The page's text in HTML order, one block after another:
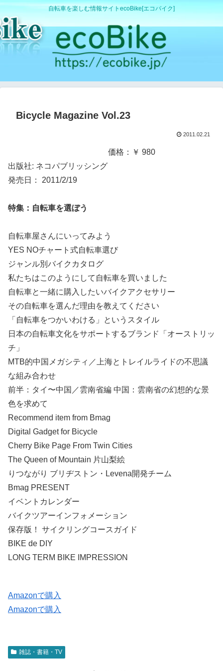
自転車を楽しむ情報サイトecoBike[エコバイク]
Bicycle Magazine Vol.23
2011.02.21
価格：￥ 980
出版社: ネコパブリッシング
発売日： 2011/2/19
特集：自転車を選ぼう
自転車屋さんにいってみよう
YES NOチャート式自転車選び
ジャンル別バイクカタログ
私たちはこのようにして自転車を買いました
自転車と一緒に購入したいバイクアクセサリー
その自転車を選んだ理由を教えてください
「自転車をつかいわける」というスタイル
日本の自転車文化をサポートするブランド「オーストリッ
チ」
MTB的中国メガシティ／上海とトレイルライドの不思議
な組み合わせ
前半：タイ〜中国／雲南省編 中国：雲南省の幻想的な景
色を求めて
Recommend item from Bmag
Digital Gadget for Bicycle
Cherry Bike Page From Twin Cities
The Queen of Mountain 片山梨絵
りつながり ブリヂストン・Levena開発チーム
Bmag PRESENT
イベントカレンダー
バイクツアーインフォメーション
保存版！ サイクリングコースガイド
BIKE de DIY
LONG TERM BIKE IMPRESSION
Amazonで購入
Amazonで購入
雑誌・書籍・TV